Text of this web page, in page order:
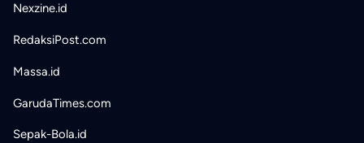
Nexzine.id
RedaksiPost.com
Massa.id
GarudaTimes.com
Sepak-Bola.id